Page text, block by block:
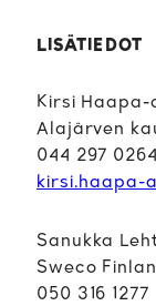
LISÄTIEDOT
Kirsi
Alajärven
044 297 0264
kirsi.haapa-
Sanukka
Sweco
050 316 1277